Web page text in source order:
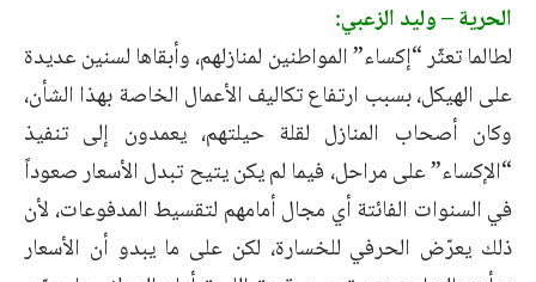
الحرية – وليد الزعبي:
لطالما تعثّر “إكساء” المواطنين لمنازلهم، وأبقاها لسنين عديدة
على الهيكل، بسبب ارتفاع تكاليف الأعمال الخاصة بهذا الشأن،
وكان أصحاب المنازل لقلة حيلتهم، يعمدون إلى تنفيذ
“الإكساء” على مراحل، فيما لم يكن يتيح تبدل الأسعار صعوداً
في السنوات الفائتة أي مجال أمامهم لتقسيط المدفوعات، لأن
ذلك يعرّض الحرفي للخسارة، لكن على ما يبدو أن الأسعار